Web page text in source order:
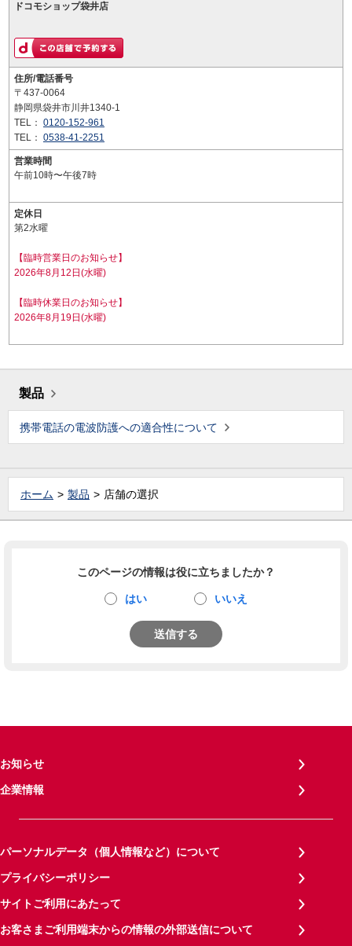
ドコモショップ袋井店
住所/電話番号
〒437-0064
静岡県袋井市川井1340-1
TEL： 0120-152-961
TEL： 0538-41-2251
営業時間
午前10時〜午後7時
定休日
第2水曜
【臨時営業日のお知らせ】
2026年8月12日(水曜)
【臨時休業日のお知らせ】
2026年8月19日(水曜)
製品
携帯電話の電波防護への適合性について
ホーム 製品 店舗の選択
このページの情報は役に立ちましたか？
はい いいえ
送信する
お知らせ
企業情報
パーソナルデータ（個人情報など）について
プライバシーポリシー
サイトご利用にあたって
お客さまご利用端末からの情報の外部送信について